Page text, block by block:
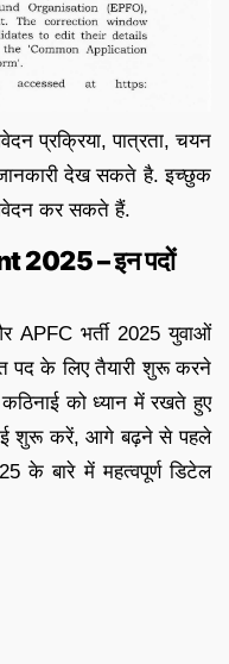
प्रक्रिया, पात्रता, चयन
जानकारी देख सकते है. इच्छुक
आवेदन कर सकते हैं.
2025 – इन पदों
APFC भर्ती 2025 युवाओं
पद के लिए तैयारी शुरू करने
को ध्यान में रखते हुए
शुरू करें, आगे बढ़ने से पहले
के बारे में महत्वपूर्ण डिटेल